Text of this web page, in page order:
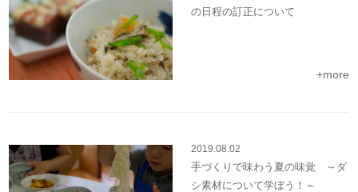
の日程の訂正について
+more
2019.08.02
手づくりで味わう夏の味覚 ～ダ
シ素材について学ぼう！～